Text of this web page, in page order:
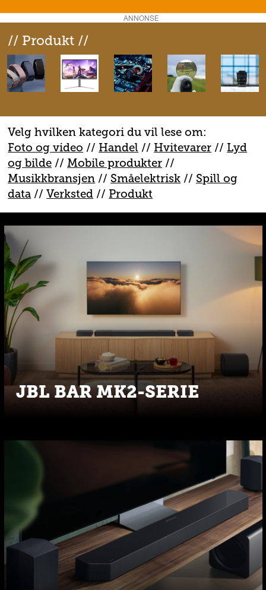
ANNONSE
// Produkt //
Velg hvilken kategori du vil lese om:
Foto og video // Handel // Hvitevarer // Lyd
og bilde //Mobile produkter //
Musikkbransjen // Småelektrisk // Spill og
data //Verksted // Produkt
JBL BAR MK2-SERIE